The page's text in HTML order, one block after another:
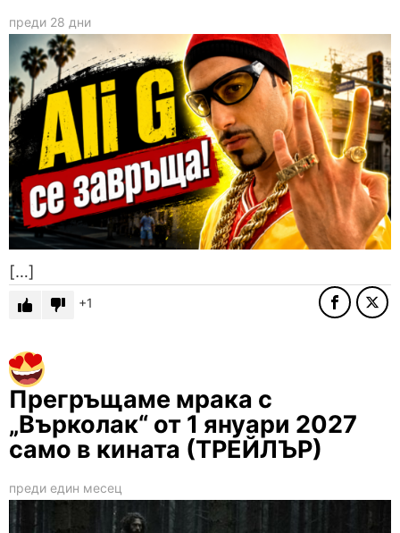
преди 28 дни
[…]
1
Прегръщаме мрака с
„Върколак“ от 1 януари 2027
само в кината (ТРЕЙЛЪР)
преди един месец